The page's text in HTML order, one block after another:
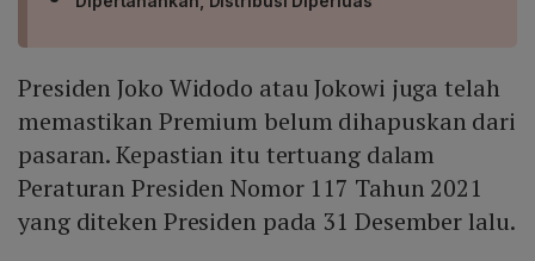
Presiden Joko Widodo atau Jokowi juga telah
memastikan Premium belum dihapuskan dari
pasaran. Kepastian itu tertuang dalam
Peraturan Presiden Nomor 117 Tahun 2021
yang diteken Presiden pada 31 Desember lalu.